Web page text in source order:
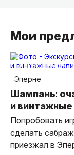
Мои
Эперне
Шампань:
и винтажные
Попробовать
сделать
приезжал в